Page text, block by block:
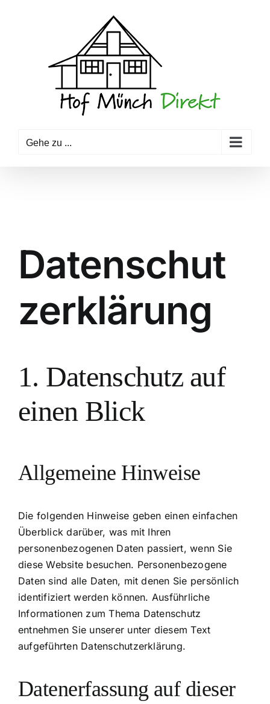
Gehe zu ...
Datenschut
z­erklärung
1. Datenschutz auf
einen Blick
Allgemeine Hinweise
Die folgenden Hinweise geben einen einfachen
Überblick darüber, was mit Ihren
personenbezogenen Daten passiert, wenn Sie
diese Website besuchen. Personenbezogene
Daten sind alle Daten, mit denen Sie persönlich
identifiziert werden können. Ausführliche
Informationen zum Thema Datenschutz
entnehmen Sie unserer unter diesem Text
aufgeführten Datenschutzerklärung.
Datenerfassung auf dieser